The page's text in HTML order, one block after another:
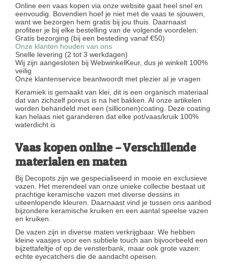
Online een vaas kopen via onze website gaat heel snel en
eenvoudig. Bovendien hoef je niet met de vaas te sjouwen,
want we bezorgen hem gratis bij jou thuis. Daarnaast
profiteer je bij elke bestelling van de volgende voordelen:
Gratis bezorging (bij een besteding vanaf €50)
Onze klanten houden van ons
Snelle levering (2 tot 3 werkdagen)
Wij zijn aangesloten bij WebwinkelKeur, dus je winkelt 100%
veilig
Onze klantenservice beantwoordt met plezier al je vragen
Keramiek is gemaakt van klei, dit is een organisch materiaal
dat van zichzelf poreus is na het bakken. Al onze artikelen
worden behandeld met een (silliconen)coating. Deze coating
kan helaas niet garanderen dat elke pot/vaas/kruik 100%
waterdicht is
Vaas kopen online – Verschillende
materialen en maten
Bij Decopots zijn we gespecialiseerd in mooie en exclusieve
vazen. Het merendeel van onze unieke collectie bestaat uit
prachtige keramische vazen met diverse dessins in
uiteenlopende kleuren. Daarnaast vind je tussen ons aanbod
bijzondere keramische kruiken en een aantal speelse vazen
en kruiken.
De vazen zijn in diverse maten verkrijgbaar. We hebben
kleine vaasjes voor een subtiele touch aan bijvoorbeeld een
bijzettafeltje of op de vensterbank, maar ook grote vazen:
echte eyecatchers die de aandacht opeisen.